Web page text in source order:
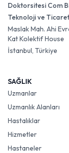
Doktorsitesi Com
Teknoloji ve
Maslak Mah. Ahi
Kat Kolektif House
İstanbul, Türkiye
SAĞLIK
Uzmanlar
Uzmanlık Alanları
Hastalıklar
Hizmetler
Hastaneler